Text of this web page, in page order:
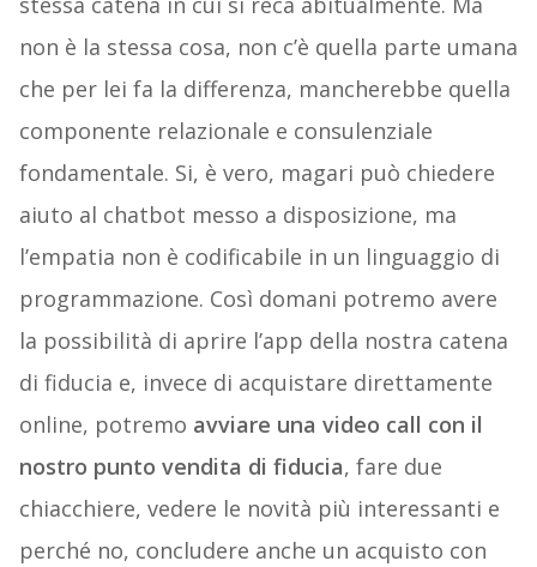
non è la stessa cosa, non c’è quella parte umana
che per lei fa la differenza, mancherebbe quella
componente relazionale e consulenziale
fondamentale. Si, è vero, magari può chiedere
aiuto al chatbot messo a disposizione, ma
l’empatia non è codificabile in un linguaggio di
programmazione. Così domani potremo avere
la possibilità di aprire l’app della nostra catena
di fiducia e, invece di acquistare direttamente
online, potremo avviare una video call con il
nostro punto vendita di fiducia, fare due
chiacchiere, vedere le novità più interessanti e
perché no, concludere anche un acquisto con